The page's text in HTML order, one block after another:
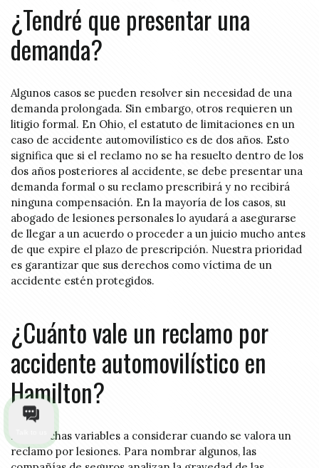
¿Tendré que presentar una
demanda?
Algunos casos se pueden resolver sin necesidad de una
demanda prolongada. Sin embargo, otros requieren un
litigio formal. En Ohio, el estatuto de limitaciones en un
caso de accidente automovilístico es de dos años. Esto
significa que si el reclamo no se ha resuelto dentro de los
dos años posteriores al accidente, se debe presentar una
demanda formal o su reclamo prescribirá y no recibirá
ninguna compensación. En la mayoría de los casos, su
abogado de lesiones personales lo ayudará a asegurarse
de llegar a un acuerdo o proceder a un juicio mucho antes
de que expire el plazo de prescripción. Nuestra prioridad
es garantizar que sus derechos como víctima de un
accidente estén protegidos.
¿Cuánto vale un reclamo por
accidente automovilístico en
Hamilton?
Hay muchas variables a considerar cuando se valora un
reclamo por lesiones. Para nombrar algunos, las